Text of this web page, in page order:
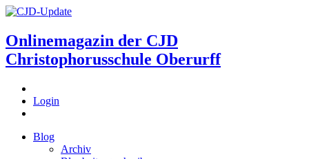
Onlinemagazin der CJD
Christophorusschule Oberurff
Login
Blog
Archiv